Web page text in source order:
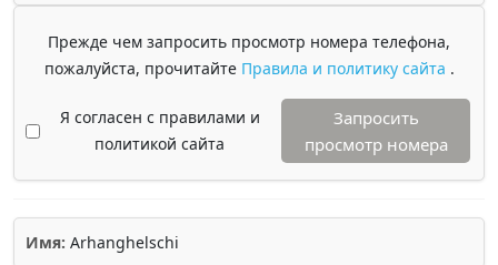
Прежде чем запросить просмотр номера телефона,
пожалуйста, прочитайте Правила и политику сайта .
Я согласен с правилами и
политикой сайта
Запросить
просмотр номера
Имя: Arhanghelschi